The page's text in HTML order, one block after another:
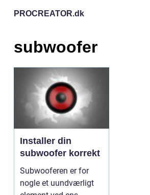
PROCREATOR.dk
subwoofer
Installer din
subwoofer korrekt
Subwooferen er for
nogle et uundværligt